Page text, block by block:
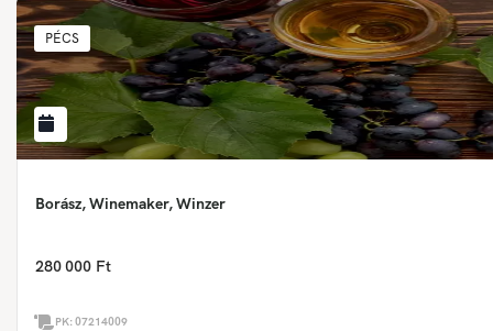
PÉCS
Borász, Winemaker, Winzer
280 000 Ft
PK:07214009